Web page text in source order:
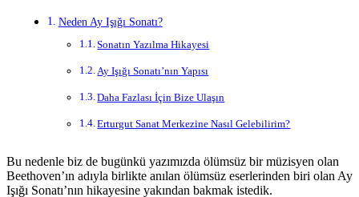
Neden Ay Işığı Sonatı?
Sonatın Yazılma Hikayesi
Ay Işığı Sonatı’nın Yapısı
Daha Fazlası İçin Bize Ulaşın
Erturgut Sanat Merkezine Nasıl Gelebilirim?
Bu nedenle biz de bugünkü yazımızda ölümsüz bir müzisyen olan
Beethoven’ın adıyla birlikte anılan ölümsüz eserlerinden biri olan Ay
Işığı Sonatı’nın hikayesine yakından bakmak istedik.